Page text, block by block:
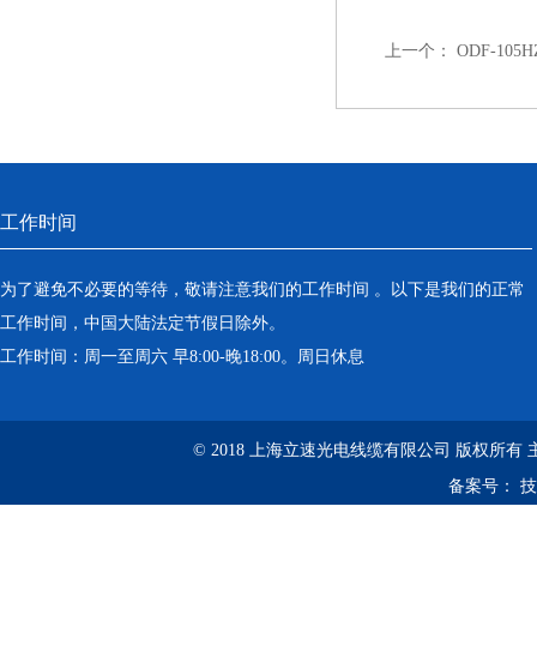
上一个： ODF-
工作时间
为了避免不必要的等待，敬请注意我们的工作时间 。以下是我们的正常
工作时间，中国大陆法定节假日除外。
工作时间：周一至周六 早8:00-晚18:00。周日休息
© 2018 上海立速光电线缆有限公司 版权所有
备案号：